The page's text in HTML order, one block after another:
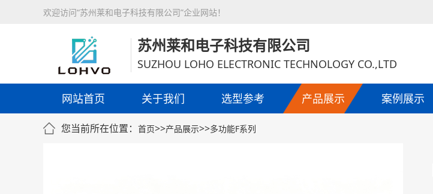
欢迎访问“苏州莱和电子科技有限公司”企业网站！
苏州莱和电子科技有限公司
SUZHOU LOHO ELECTRONIC TECHNOLOGY CO.,LTD
网站首页 关于我们 选型参考 产品展示 案例展示
您当前所在位置： 首页>>产品展示>>多功能F系列